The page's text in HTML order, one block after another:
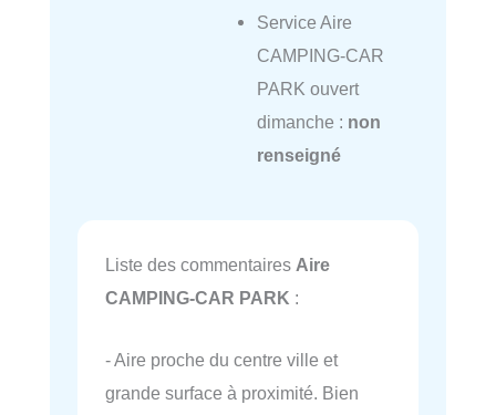
Service Aire
CAMPING-CAR
PARK ouvert
dimanche : non
renseigné
Liste des commentaires Aire
CAMPING-CAR PARK :
- Aire proche du centre ville et
grande surface à proximité. Bien